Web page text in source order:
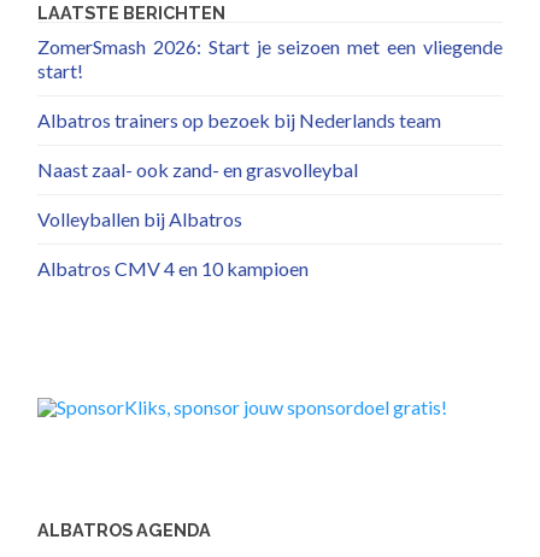
LAATSTE BERICHTEN
ZomerSmash 2026: Start je seizoen met een vliegende
start!
Albatros trainers op bezoek bij Nederlands team
Naast zaal- ook zand- en grasvolleybal
Volleyballen bij Albatros
Albatros CMV 4 en 10 kampioen
ALBATROS AGENDA